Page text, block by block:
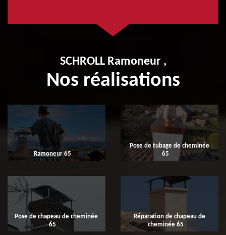
SCHROLL Ramoneur ,
Nos réalisations
Ramoneur 65
Pose de tubage de cheminée
65
Pose de chapeau de cheminée
65
Réparation de chapeau de
cheminée 65